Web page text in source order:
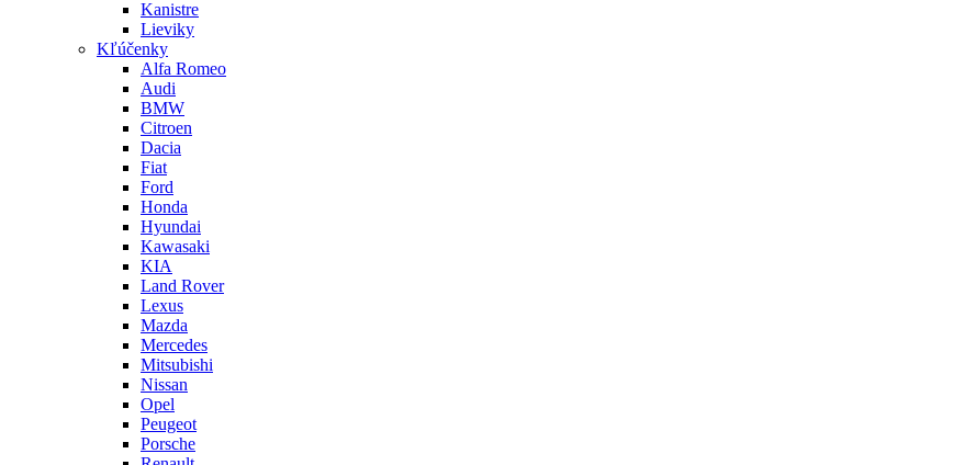
Kanistre
Lieviky
Kľúčenky
Alfa Romeo
Audi
BMW
Citroen
Dacia
Fiat
Ford
Honda
Hyundai
Kawasaki
KIA
Land Rover
Lexus
Mazda
Mercedes
Mitsubishi
Nissan
Opel
Peugeot
Porsche